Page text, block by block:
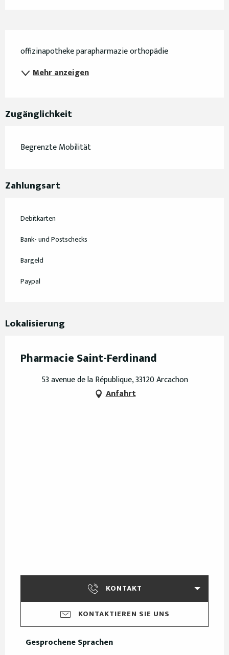
offizinapotheke parapharmazie orthopädie
Mehr anzeigen
Zugänglichkeit
Begrenzte Mobilität
Zahlungsart
Debitkarten
Bank- und Postschecks
Bargeld
Paypal
Lokalisierung
Pharmacie Saint-Ferdinand
53 avenue de la République, 33120 Arcachon
Anfahrt
KONTAKT
KONTAKTIEREN SIE UNS
Gesprochene Sprachen
Gesprochene Sprachen